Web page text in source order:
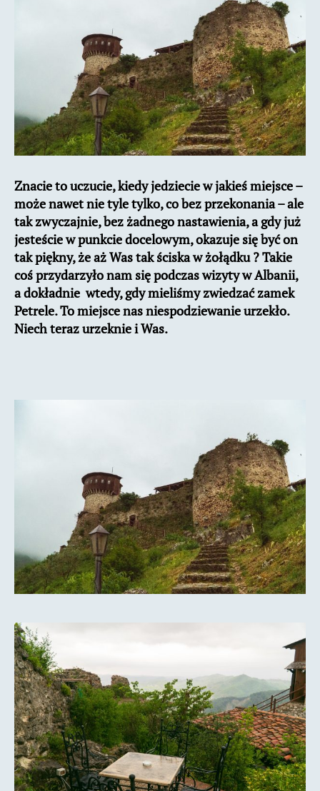
okolicach
Tirany
Znacie to uczucie, kiedy jedziecie w jakieś miejsce –
może nawet nie tyle tylko, co bez przekonania – ale
tak zwyczajnie, bez żadnego nastawienia, a gdy już
jesteście w punkcie docelowym, okazuje się być on
tak piękny, że aż Was tak ściska w żołądku ? Takie
coś przydarzyło nam się podczas wizyty w Albanii,
a dokładnie wtedy, gdy mieliśmy zwiedzać zamek
Petrele. To miejsce nas niespodziewanie urzekło.
Niech teraz urzeknie i Was.